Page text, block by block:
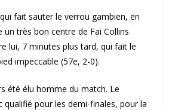
fait sauter le verrou gambien, en
très bon centre de Fai Collins
lui, 7 minutes plus tard, qui fait le
impeccable (57e, 2-0).
été élu homme du match. Le
qualifié pour les demi-finales, pour la